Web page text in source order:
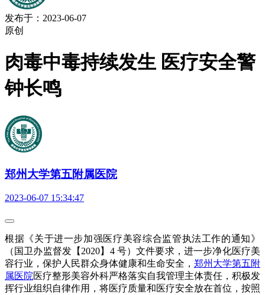
发布于：2023-06-07
原创
肉毒中毒持续发生 医疗安全警
钟长鸣
郑州大学第五附属医院
2023-06-07 15:34:47
根据《关于进一步加强医疗美容综合监管执法工作的通知》
（国卫办监督发【2020】4 号）文件要求，进一步净化医疗美
容行业，保护人民群众身体健康和生命安全， 郑州大学第五附
属医院医疗整形美容外科严格落实自我管理主体责任，积极发
挥行业组织自律作用，将医疗质量和医疗安全放在首位，按照